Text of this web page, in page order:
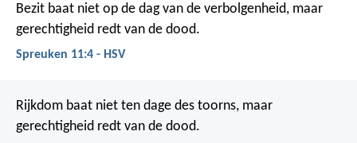
Bezit baat niet op de dag van de verbolgenheid, maar
gerechtigheid redt van de dood.
Spreuken 11:4 - HSV
Rijkdom baat niet ten dage des toorns, maar
gerechtigheid redt van de dood.